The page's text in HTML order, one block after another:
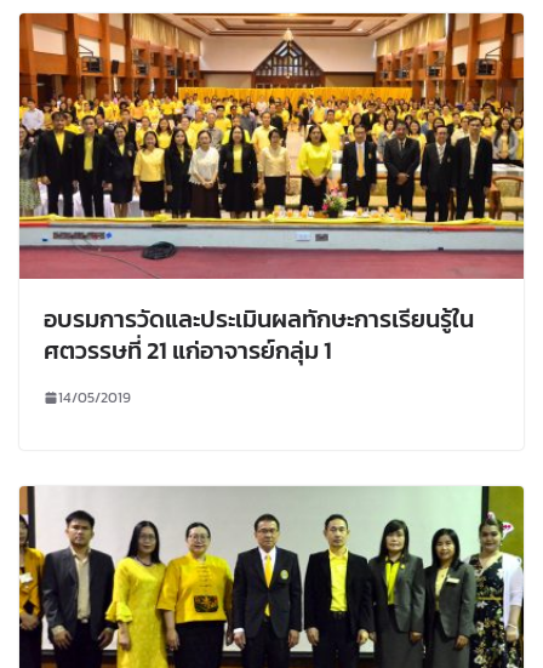
อบรมการวัดและประเมินผลทักษะการเรียนรู้ใน
ศตวรรษที่ 21 แก่อาจารย์กลุ่ม 1
14/05/2019